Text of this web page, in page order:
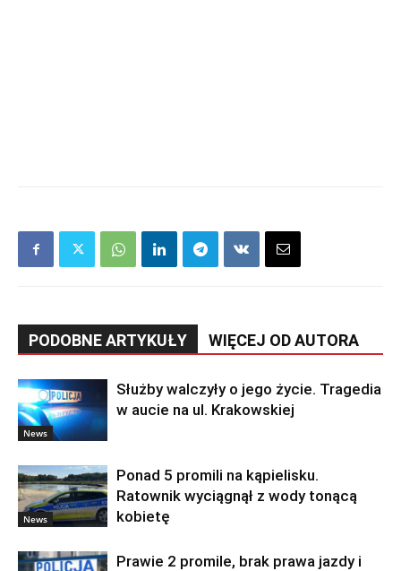
PODOBNE ARTYKUŁY WIĘCEJ OD AUTORA
News
Służby walczyły o jego życie. Tragedia
w aucie na ul. Krakowskiej
News
Ponad 5 promili na kąpielisku.
Ratownik wyciągnął z wody tonącą
kobietę
Prawie 2 promile, brak prawa jazdy i